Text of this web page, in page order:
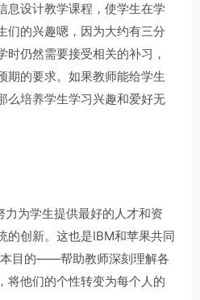
息设计教学课程，使学生在学
们的兴趣嗯，因为大约有三分
时仍然需要接受相关的补习，
期的要求。如果教师能给学生
么培养学生学习兴趣和爱好无
为学生提供最好的人才和资
的创新。这也是IBM和苹果共同
目的——帮助教师深刻理解各
将他们的个性转变为每个人的